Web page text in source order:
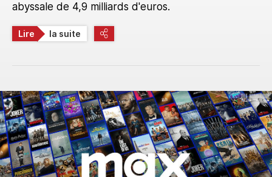
abyssale de 4,9 milliards d'euros.
Lire la suite